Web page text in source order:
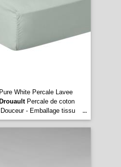
White Percale Lavee
DrouaultPercale de coton
- Emballage tissu
...